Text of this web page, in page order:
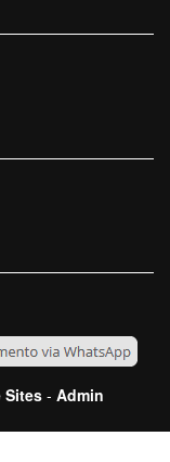
Sites - Admin